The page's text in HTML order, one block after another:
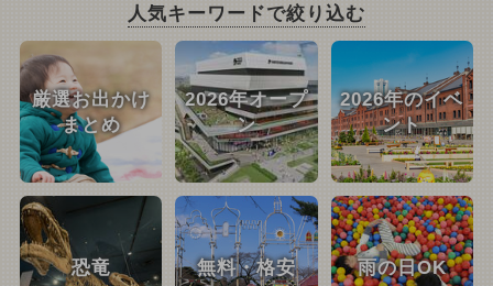
人気キーワードで絞り込む
厳選お出かけ
まとめ
2026年オープ
ン
2026年のイベ
ント
恐竜 無料・格安 雨の日OK